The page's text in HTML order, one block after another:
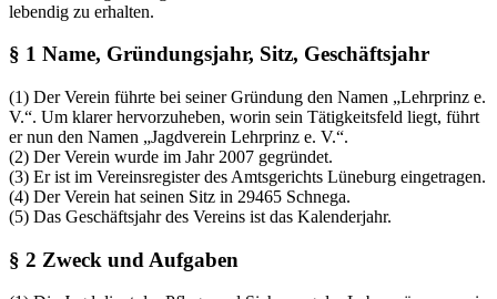
lebendig zu erhalten.
§ 1 Name, Gründungsjahr, Sitz, Geschäftsjahr
(1) Der Verein führte bei seiner Gründung den Namen „Lehrprinz e.
V.“. Um klarer hervorzuheben, worin sein Tätigkeitsfeld liegt, führt
er nun den Namen „Jagdverein Lehrprinz e. V.“.
(2) Der Verein wurde im Jahr 2007 gegründet.
(3) Er ist im Vereinsregister des Amtsgerichts Lüneburg eingetragen.
(4) Der Verein hat seinen Sitz in 29465 Schnega.
(5) Das Geschäftsjahr des Vereins ist das Kalenderjahr.
§ 2 Zweck und Aufgaben